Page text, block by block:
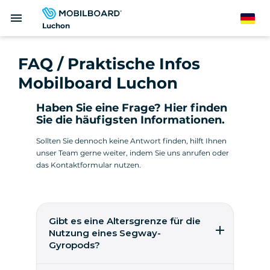
zum
Luchon
menu German
FAQ / Praktische Infos
Mobilboard Luchon
Haben Sie eine Frage? Hier finden
Sie die häufigsten Informationen.
Sollten Sie dennoch keine Antwort finden, hilft Ihnen
unser Team gerne weiter, indem Sie uns anrufen oder
das Kontaktformular nutzen.
Gibt es eine Altersgrenze für die
Nutzung eines Segway-
Gyropods?